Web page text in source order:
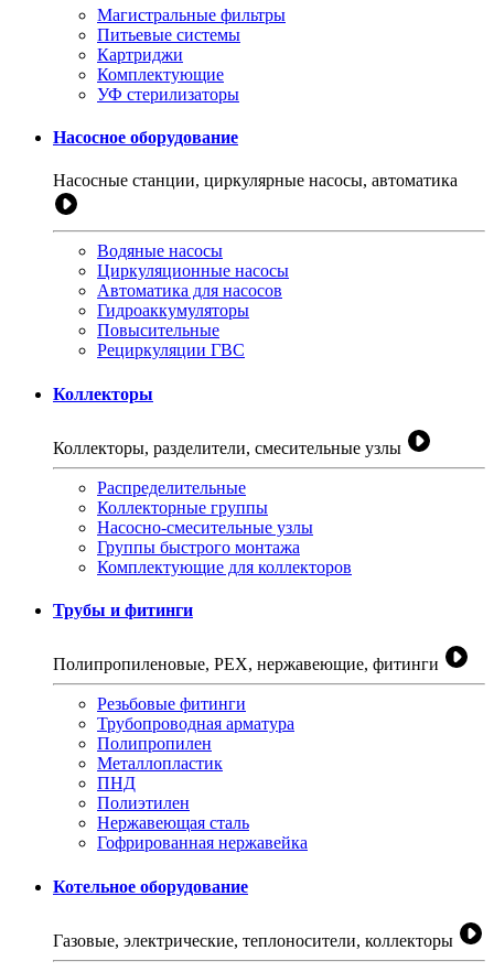
Магистральные фильтры
Питьевые системы
Картриджи
Комплектующие
УФ стерилизаторы
Насосное оборудование
Насосные станции, циркулярные насосы, автоматика
Водяные насосы
Циркуляционные насосы
Автоматика для насосов
Гидроаккумуляторы
Повысительные
Рециркуляции ГВС
Коллекторы
Коллекторы, разделители, смесительные узлы
Распределительные
Коллекторные группы
Насосно-смесительные узлы
Группы быстрого монтажа
Комплектующие для коллекторов
Трубы и фитинги
Полипропиленовые, PEX, нержавеющие, фитинги
Резьбовые фитинги
Трубопроводная арматура
Полипропилен
Металлопластик
ПНД
Полиэтилен
Нержавеющая сталь
Гофрированная нержавейка
Котельное оборудование
Газовые, электрические, теплоносители, коллекторы